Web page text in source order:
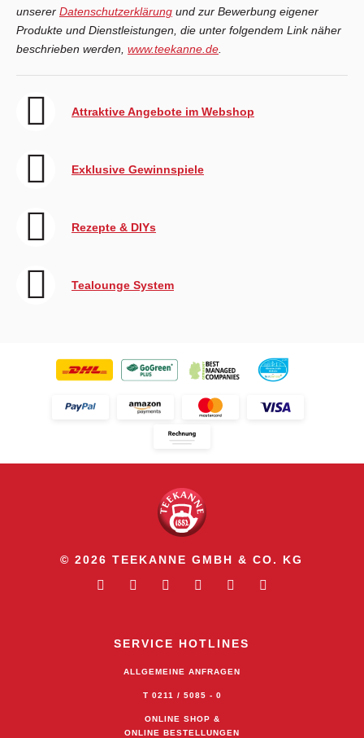
unserer Datenschutzerklärung und zur Bewerbung eigener
Produkte und Dienstleistungen, die unter folgendem Link näher
beschrieben werden, www.teekanne.de
Attraktive Angebote im Webshop
Exklusive Gewinnspiele
Rezepte & DIYs
Tealounge System
© 2026 TEEKANNE GMBH & CO. KG
SERVICE HOTLINES
ALLGEMEINE ANFRAGEN
T 0211 / 5085 - 0
ONLINE SHOP &
ONLINE BESTELLUNGEN